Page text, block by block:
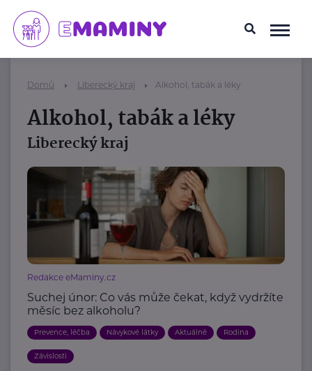
Domů Liberecký kraj Alkohol, tabák a léky
Alkohol, tabák a léky
Liberecký kraj
Redakce eMaminy.cz
Suchej únor: Co vás může čekat, když vydržíte
měsíc bez alkoholu?
Prevence, léčba Návykové látky Aktuálně Rodina
Závislosti